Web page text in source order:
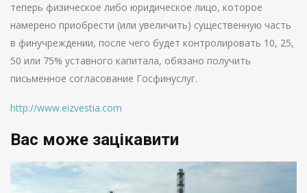
теперь физическое либо юридическое лицо, которое
намерено приобрести (или увеличить) существенную часть
в финучреждении, после чего будет контролировать 10, 25,
50 или 75% уставного капитала, обязано получить
письменное согласование Госфинуслуг.
http://www.eizvestia.com
Вас може зацікавити